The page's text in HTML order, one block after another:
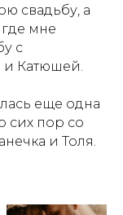
свадьбу, а
мне
с
и Катюшей.
еще одна
сих пор со
и Толя.